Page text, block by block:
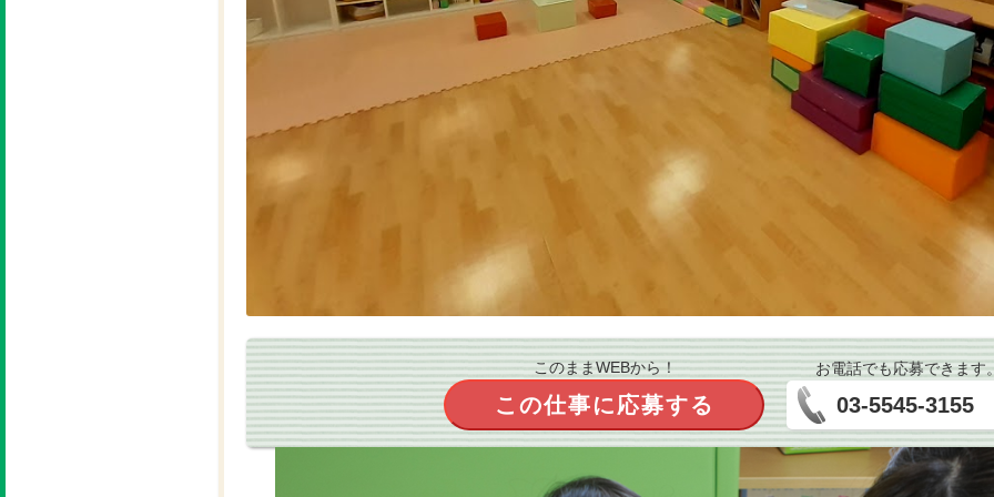
このままWEBから！
この仕事に応募する
お電話でも応募できます
03-5545-3155